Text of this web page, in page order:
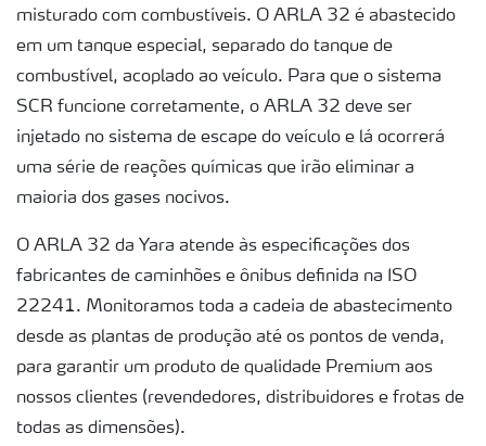
misturado com combustíveis. O ARLA 32 é abastecido
em um tanque especial, separado do tanque de
combustível, acoplado ao veículo. Para que o sistema
SCR funcione corretamente, o ARLA 32 deve ser
injetado no sistema de escape do veículo e lá ocorrerá
uma série de reações químicas que irão eliminar a
maioria dos gases nocivos.
O ARLA 32 da Yara atende às especificações dos
fabricantes de caminhões e ônibus definida na ISO
22241. Monitoramos toda a cadeia de abastecimento
desde as plantas de produção até os pontos de venda,
para garantir um produto de qualidade Premium aos
nossos clientes (revendedores, distribuidores e frotas de
todas as dimensões).